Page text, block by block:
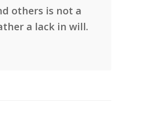
others is not a
a lack in will.